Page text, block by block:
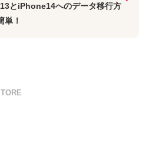
とiPhone14へのデータ移行方
単！